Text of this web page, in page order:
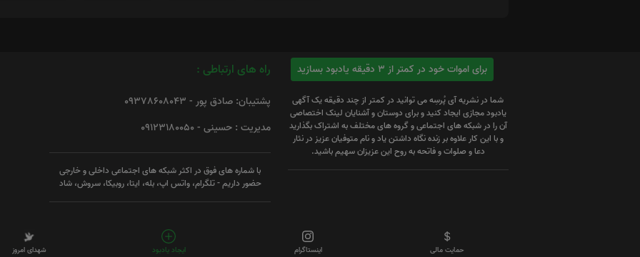
برای اموات خود در کمتر از 3 دقیقه یادبود بسازید
شما در نشریه آی پُرسِه می توانید در کمتر از چند دقیقه یک آگهی
یادبود مجازی ایجاد کنید و برای دوستان و آشنایان لینک اختصاصی
آن را در شبکه های اجتماعی و گروه های مختلف به اشتراک بگذارید
و با این کار علاوه بر زنده نگاه داشتن یاد و نام متوفیان عزیز در نثار
دعا و صلوات و فاتحه به روح این عزیزان سهیم باشید.
راه های ارتباطی :
پشتیبان: صادق پور - 09378608043
مدیریت : حسینی - 09123180050
با شماره های فوق در اکثر شبکه های اجتماعی داخلی و خارجی
حضور داریم - تلگرام، واتس اپ، بله، ایتا، روبیکا، سروش، شاد
حمایت مالی اینستاگرام ایجاد یادبود شهدای امروز